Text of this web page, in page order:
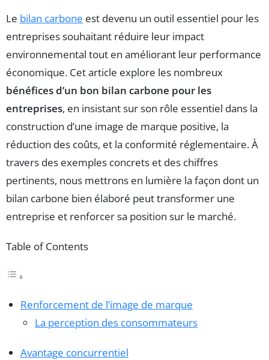
Le bilan carbone est devenu un outil essentiel pour les
entreprises souhaitant réduire leur impact
environnemental tout en améliorant leur performance
économique. Cet article explore les nombreux
bénéfices d’un bon bilan carbone pour les
entreprises, en insistant sur son rôle essentiel dans la
construction d’une image de marque positive, la
réduction des coûts, et la conformité réglementaire. À
travers des exemples concrets et des chiffres
pertinents, nous mettrons en lumière la façon dont un
bilan carbone bien élaboré peut transformer une
entreprise et renforcer sa position sur le marché.
Table of Contents
Renforcement de l’image de marque
La perception des consommateurs
Avantage concurrentiel